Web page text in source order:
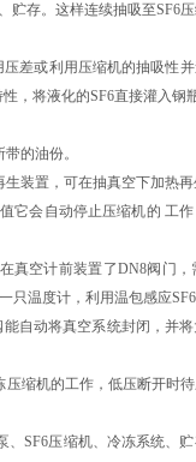
存。这样连续抽吸至SF6
差或利用压缩机的抽吸性
，将液化的SF6直接灌入钢瓶
的油份。
置，可在抽真空下加热再
会自动停止压缩机的 工
空计前装置了DN8阀门，
温度计，利用温包感应SF6
自动将真空系统封闭，并
缩机的工作，低压断开时
SF6压缩机、冷冻系统、